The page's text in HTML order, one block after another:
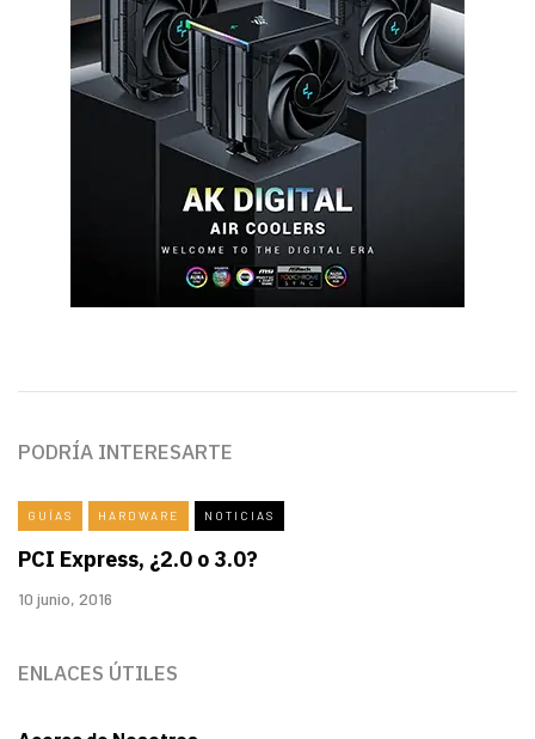
PODRÍA INTERESARTE
GUÍAS HARDWARE NOTICIAS
PCI Express, ¿2.0 o 3.0?
10 junio, 2016
ENLACES ÚTILES